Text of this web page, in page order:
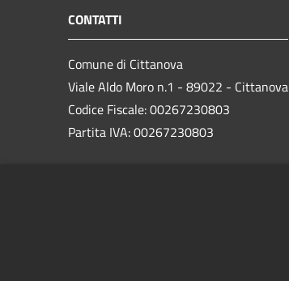
CONTATTI
Comune di Cittanova
Viale Aldo Moro n.1 - 89022 - Cittanova
Codice Fiscale: 00267230803
Partita IVA: 00267230803